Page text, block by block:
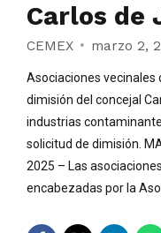
Carlos de
CEMEX marzo 2,
Asociaciones vecinales
dimisión del concejal
industrias
solicitud de dimisión.
2025 – Las
encabezadas por la